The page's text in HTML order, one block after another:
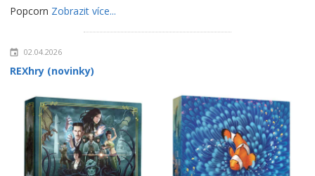
Popcorn Zobrazit více...
02.04.2026
REXhry (novinky)